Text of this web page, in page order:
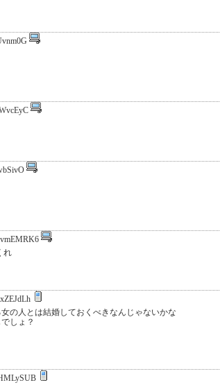
れ
の人とは結婚しておくべきなんじゃないかな
しょ？